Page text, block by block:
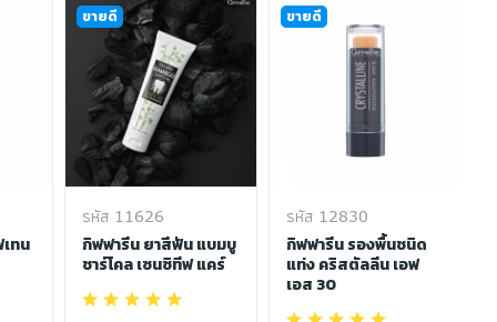
ทน
ขายดี
รหัส 11626
กิฟฟารีน ยาสีฟัน แบมบู
ชาร์โคล เซนซิทีฟ แคร์
ขายดี
รหัส 12830
กิฟฟารีน รองพื้นชนิด
แท่ง คริสตัลลีน เอฟ
เอส 30